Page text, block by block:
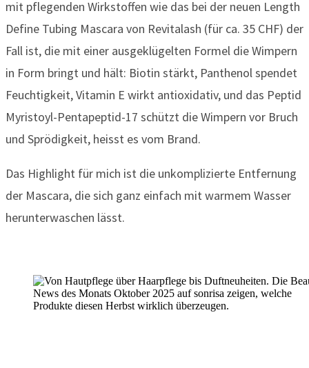
mit pflegenden Wirkstoffen wie das bei der neuen Length
Define Tubing Mascara von Revitalash (für ca. 35 CHF) der
Fall ist, die mit einer ausgeklügelten Formel die Wimpern
in Form bringt und hält: Biotin stärkt, Panthenol spendet
Feuchtigkeit, Vitamin E wirkt antioxidativ, und das Peptid
Myristoyl-Pentapeptid-17 schützt die Wimpern vor Bruch
und Sprödigkeit, heisst es vom Brand.
Das Highlight für mich ist die unkomplizierte Entfernung
der Mascara, die sich ganz einfach mit warmem Wasser
herunterwaschen lässt.